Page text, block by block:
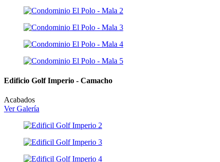
Edificio Golf Imperio - Camacho
Acabados
Ver Galería